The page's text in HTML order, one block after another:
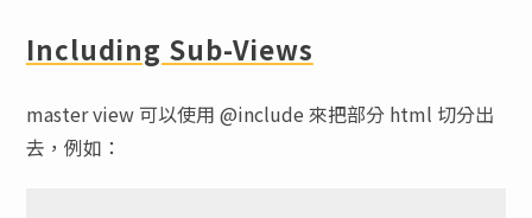
Including Sub-Views
master view 可以使用 @include 來把部分 html 切分出
去，例如：